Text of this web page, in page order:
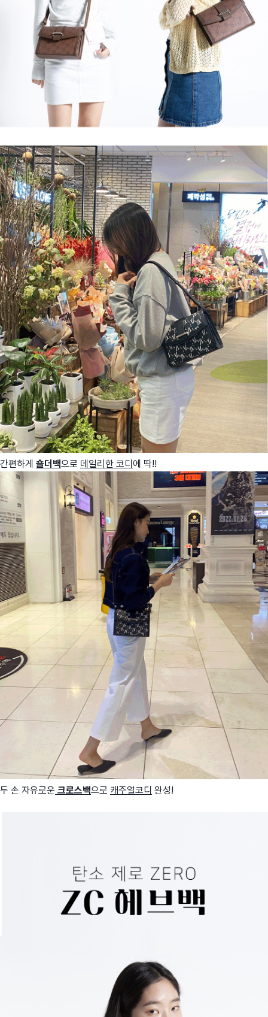
간편하게 숄더백으로 데일리한 코디 에 딱!!
두 손 자유로운 크로스백으로 캐주얼코디 완성!